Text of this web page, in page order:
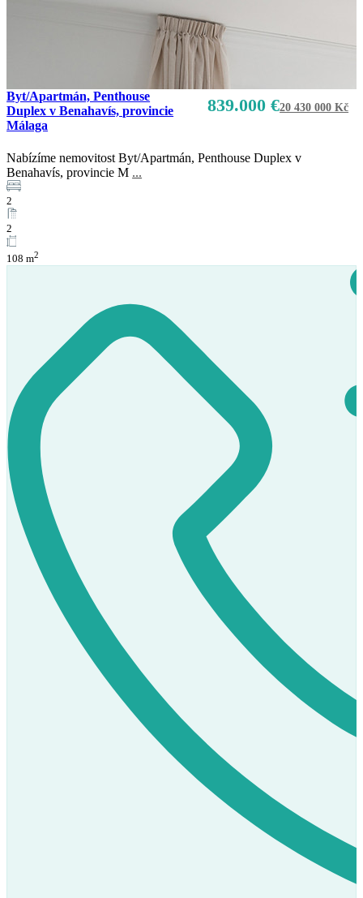
839.000 €20 430 000 Kč
Byt/Apartmán, Penthouse
Duplex v Benahavís, provincie
Málaga
Nabízíme nemovitost Byt/Apartmán, Penthouse Duplex v
Benahavís, provincie M ...
2
2
108 m2